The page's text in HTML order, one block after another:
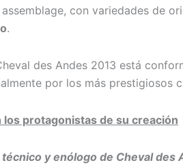
con variedades de
.
des Andes 2013 está
por los más prestigiosos
los protagonistas de su creación
y enólogo de Cheval des